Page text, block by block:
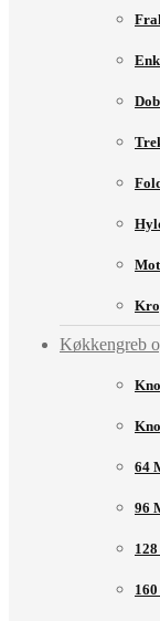
Køkkengreb
64
96